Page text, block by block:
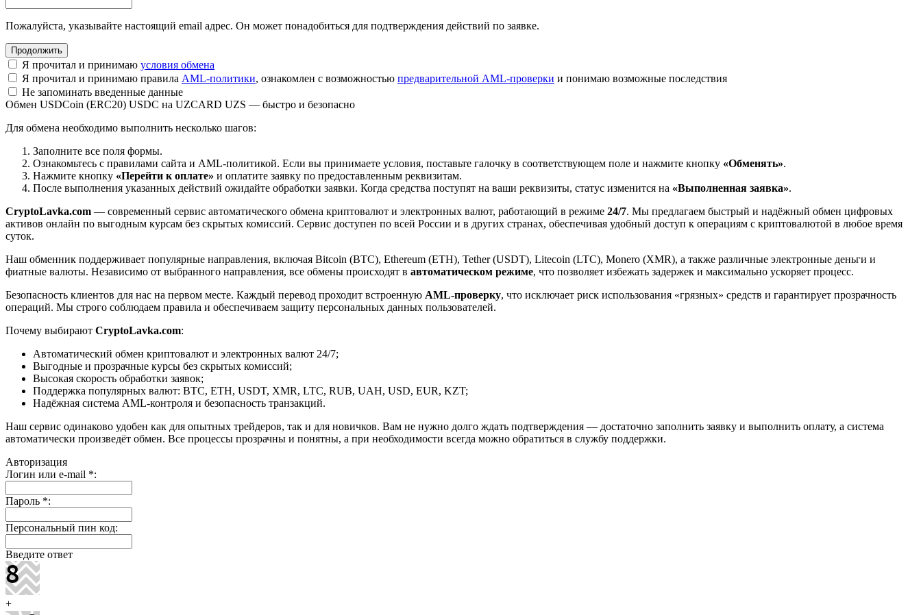
Пожалуйста, указывайте настоящий email адрес. Он может понадобиться для подтверждения действий по заявке.
Я прочитал и принимаю условия обмена
Я прочитал и принимаю правила AML-политики, ознакомлен с возможностью предварительной AML-проверки и понимаю возможные последствия
Не запоминать введенные данные
Обмен USDCoin (ERC20) USDC на UZCARD UZS — быстро и безопасно
Для обмена необходимо выполнить несколько шагов:
Заполните все поля формы.
Ознакомьтесь с правилами сайта и AML-политикой. Если вы принимаете условия, поставьте галочку в соответствующем поле и нажмите кнопку «Обменять».
Нажмите кнопку «Перейти к оплате» и оплатите заявку по предоставленным реквизитам.
После выполнения указанных действий ожидайте обработки заявки. Когда средства поступят на ваши реквизиты, статус изменится на «Выполненная заявка».
CryptoLavka.com — современный сервис автоматического обмена криптовалют и электронных валют, работающий в режиме 24/7. Мы предлагаем быстрый и надёжный обмен цифровых
активов онлайн по выгодным курсам без скрытых комиссий. Сервис доступен по всей России и в других странах, обеспечивая удобный доступ к операциям с криптовалютой в любое время
суток.
Наш обменник поддерживает популярные направления, включая Bitcoin (BTC), Ethereum (ETH), Tether (USDT), Litecoin (LTC), Monero (XMR), а также различные электронные деньги и
фиатные валюты. Независимо от выбранного направления, все обмены происходят в автоматическом режиме, что позволяет избежать задержек и максимально ускоряет процесс.
Безопасность клиентов для нас на первом месте. Каждый перевод проходит встроенную AML-проверку, что исключает риск использования «грязных» средств и гарантирует прозрачность
операций. Мы строго соблюдаем правила и обеспечиваем защиту персональных данных пользователей.
Почему выбирают CryptoLavka.com:
Автоматический обмен криптовалют и электронных валют 24/7;
Выгодные и прозрачные курсы без скрытых комиссий;
Высокая скорость обработки заявок;
Поддержка популярных валют: BTC, ETH, USDT, XMR, LTC, RUB, UAH, USD, EUR, KZT;
Надёжная система AML-контроля и безопасность транзакций.
Наш сервис одинаково удобен как для опытных трейдеров, так и для новичков. Вам не нужно долго ждать подтверждения — достаточно заполнить заявку и выполнить оплату, а система
автоматически произведёт обмен. Все процессы прозрачны и понятны, а при необходимости всегда можно обратиться в службу поддержки.
Авторизация
Логин или e-mail *:
Пароль *:
Персональный пин код:
Введите ответ
+